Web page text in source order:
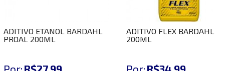
ADITIVO ETANOL BARDAHL
PROAL 200ML
ADITIVO FLEX BARDAHL
200ML